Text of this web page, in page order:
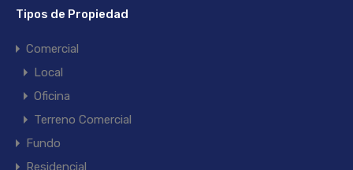
Tipos de Propiedad
Comercial
Local
Oficina
Terreno Comercial
Fundo
Residencial